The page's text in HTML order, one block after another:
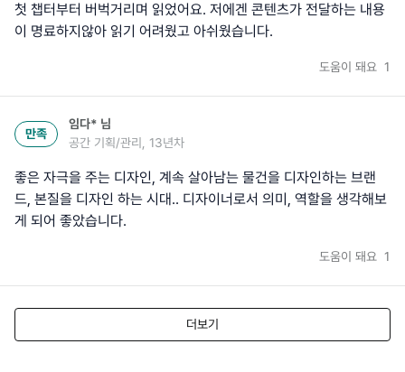
첫 챕터부터 버벅거리며 읽었어요. 저에겐 콘텐츠가 전달하는 내용
이 명료하지않아 읽기 어려웠고 아쉬웠습니다.
도움이 돼요 1
만족
임다* 님
공간 기획/관리, 13년차
좋은 자극을 주는 디자인, 계속 살아남는 물건을 디자인하는 브랜
드, 본질을 디자인 하는 시대.. 디자이너로서 의미, 역할을 생각해보
게 되어 좋았습니다.
도움이 돼요 1
더보기